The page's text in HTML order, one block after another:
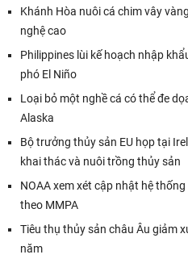
Khánh Hòa nuôi cá chim vây
nghệ cao
Philippines lùi kế hoạch nhập
phó El Niño
Loại bỏ một nghề cá có thể đe
Alaska
Bộ trưởng thủy sản EU họp tại
khai thác và nuôi trồng thủy sản
NOAA xem xét cập nhật hệ
theo MMPA
Tiêu thụ thủy sản châu Âu giảm
năm